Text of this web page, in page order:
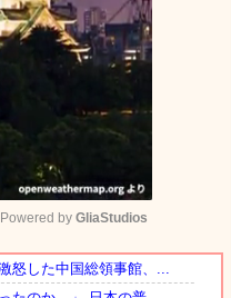
Mute
Powered by GliaStudios